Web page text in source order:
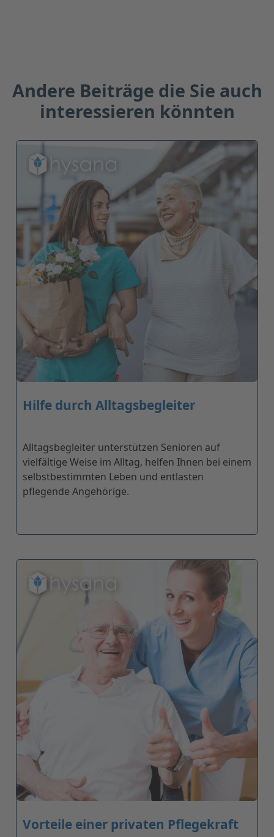
Andere Beiträge die Sie auch
interessieren könnten
Hilfe durch Alltagsbegleiter
Alltagsbegleiter unterstützen Senioren auf
vielfältige Weise im Alltag, helfen Ihnen bei einem
selbstbestimmten Leben und entlasten
pflegende Angehörige.
Vorteile einer privaten Pflegekraft